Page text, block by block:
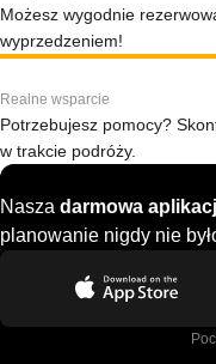
Możesz wygodnie
wyprzedzeniem!
Realne wsparcie
Potrzebujesz pomocy?
w trakcie podróży.
Nasza darmowa
planowanie nigdy nie